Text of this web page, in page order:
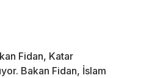
Fidan, Katar
Bakan Fidan, İslam